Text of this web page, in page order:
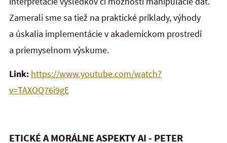
Zamerali sme sa tiež na praktické príklady, výhody
a úskalia implementácie v akademickom prostredí
a priemyselnom výskume.
Link: https://www.youtube.com/watch?
v=TAXOQ76i9gE
ETICKÉ A MORÁLNE ASPEKTY AI - PETER